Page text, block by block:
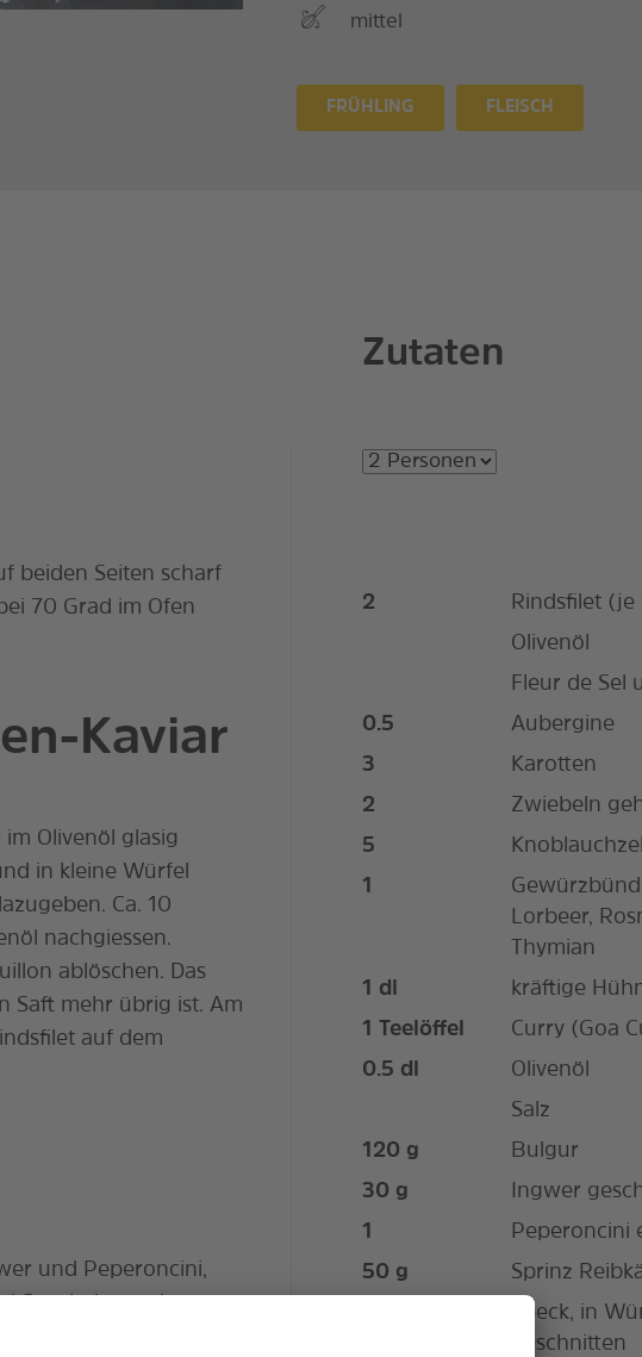
mittel
FRÜHLING FLEISCH
beiden Seiten scharf
70 Grad im Ofen
Kaviar
Olivenöl glasig
in kleine Würfel
Ca. 10
nachgiessen.
ablöschen. Das
Saft mehr übrig ist. Am
auf dem
und Peperoncini,
Speck dazugeben.
lassen. Bulgur
Zutaten
2
Rindsfilet (je
Olivenöl
Fleur de Sel
0.5
Aubergine
3
Karotten
2
Zwiebeln
5
1
Lorbeer,
Thymian
1 dl
kräftige
1 Teelöffel
Curry (Goa
0.5 dl
Olivenöl
Salz
120 g
Bulgur
30 g
Ingwer
1
Peperoncini
50 g
Sprinz
Speck, in
geschnitten